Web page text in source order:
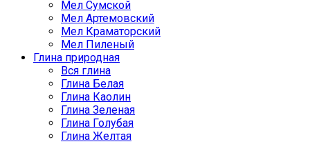
Мел Сумской
Мел Артемовский
Мел Краматорский
Мел Пиленый
Глина природная
Вся глина
Глина Белая
Глина Каолин
Глина Зеленая
Глина Голубая
Глина Желтая